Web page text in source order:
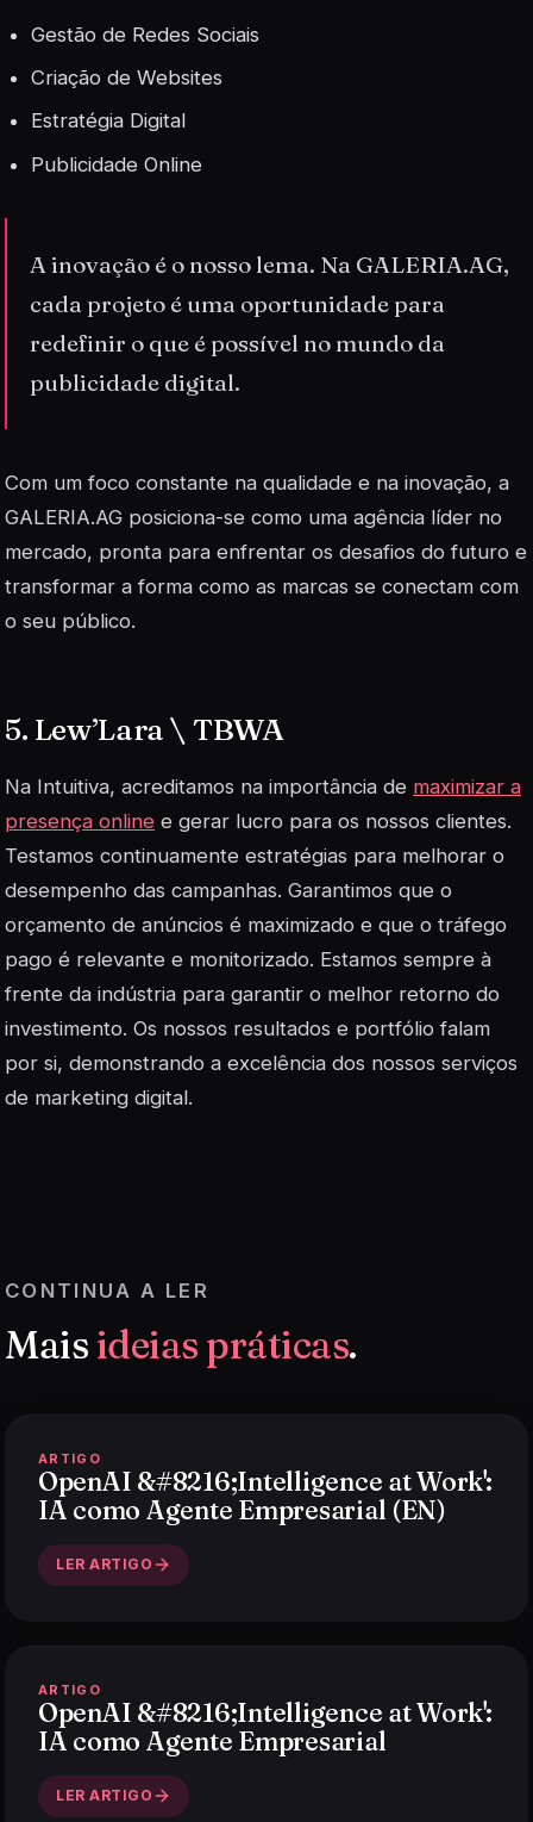
Gestão de Redes Sociais
Criação de Websites
Estratégia Digital
Publicidade Online
A inovação é o nosso lema. Na GALERIA.AG,
cada projeto é uma oportunidade para
redefinir o que é possível no mundo da
publicidade digital.
Com um foco constante na qualidade e na inovação, a
GALERIA.AG posiciona-se como uma agência líder no
mercado, pronta para enfrentar os desafios do futuro e
transformar a forma como as marcas se conectam com
o seu público.
5. Lew’Lara \ TBWA
Na Intuitiva, acreditamos na importância de maximizar a
presença online e gerar lucro para os nossos clientes.
Testamos continuamente estratégias para melhorar o
desempenho das campanhas. Garantimos que o
orçamento de anúncios é maximizado e que o tráfego
pago é relevante e monitorizado. Estamos sempre à
frente da indústria para garantir o melhor retorno do
investimento. Os nossos resultados e portfólio falam
por si, demonstrando a excelência dos nossos serviços
de marketing digital.
CONTINUA A LER
Mais ideias práticas.
ARTIGO
OpenAI &#8216;Intelligence at Work':
IA como Agente Empresarial (EN)
LER ARTIGO
ARTIGO
OpenAI &#8216;Intelligence at Work':
IA como Agente Empresarial
LER ARTIGO